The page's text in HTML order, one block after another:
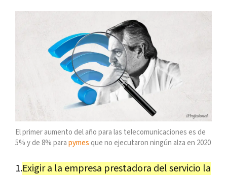
El primer aumento del año para las telecomunicaciones es de
5% y de 8% para pymes que no ejecutaron ningún alza en 2020
1.Exigir a la empresa prestadora del servicio la